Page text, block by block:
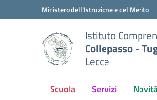
Vai ai contenuti
Vai al menu di navigazioneMinistero dell'Istruzione e del Merito
Istituto
Collepasso -
Lecce
Scuola Servizi Novità